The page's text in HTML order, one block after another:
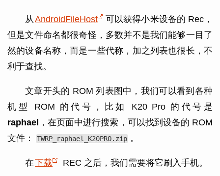
从AndroidFileHost
可以获得小米设备的 Rec，
但是文件命名都很奇怪，多数并不是我们能够一目了
然的设备名称，而是一些代称，加之列表也很长，不
利于查找。
文章开头的 ROM 列表图中，我们可以看到各种
机型 ROM 的代号，比如 K20 Pro 的代号是
raphael
，在页面中进行搜索，可以找到设备的 ROM
文件：
TWRP_raphael_K20PRO.zip 。
在下载 REC 之后，我们需要将它刷入手机。